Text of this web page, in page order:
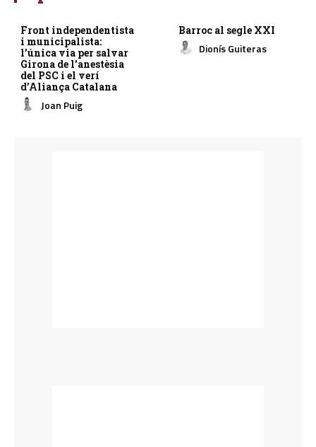
Front independentista
i municipalista:
l’única via per salvar
Girona de l’anestèsia
del PSC i el verí
d’Aliança Catalana
Joan Puig
Barroc al segle XXI
Dionís Guiteras